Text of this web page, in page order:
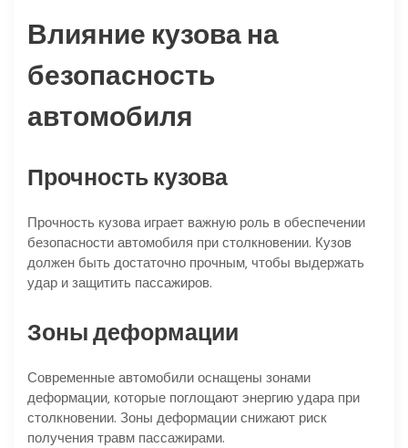
Влияние кузова на
безопасность
автомобиля
Прочность кузова
Прочность кузова играет важную роль в обеспечении
безопасности автомобиля при столкновении. Кузов
должен быть достаточно прочным‚ чтобы выдержать
удар и защитить пассажиров.
Зоны деформации
Современные автомобили оснащены зонами
деформации‚ которые поглощают энергию удара при
столкновении. Зоны деформации снижают риск
получения травм пассажирами.